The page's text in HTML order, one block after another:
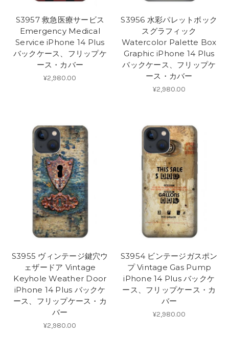
S3957 救急医療サービス
Emergency Medical
Service iPhone 14 Plus
バックケース、フリップケ
ース・カバー
¥2,980.00
S3956 水彩パレットボック
スグラフィック
Watercolor Palette Box
Graphic iPhone 14 Plus
バックケース、フリップケ
ース・カバー
¥2,980.00
S3955 ヴィンテージ鍵穴ウ
ェザードア Vintage
Keyhole Weather Door
iPhone 14 Plus バックケ
ース、フリップケース・カ
バー
¥2,980.00
S3954 ビンテージガスポン
プ Vintage Gas Pump
iPhone 14 Plus バックケ
ース、フリップケース・カ
バー
¥2,980.00